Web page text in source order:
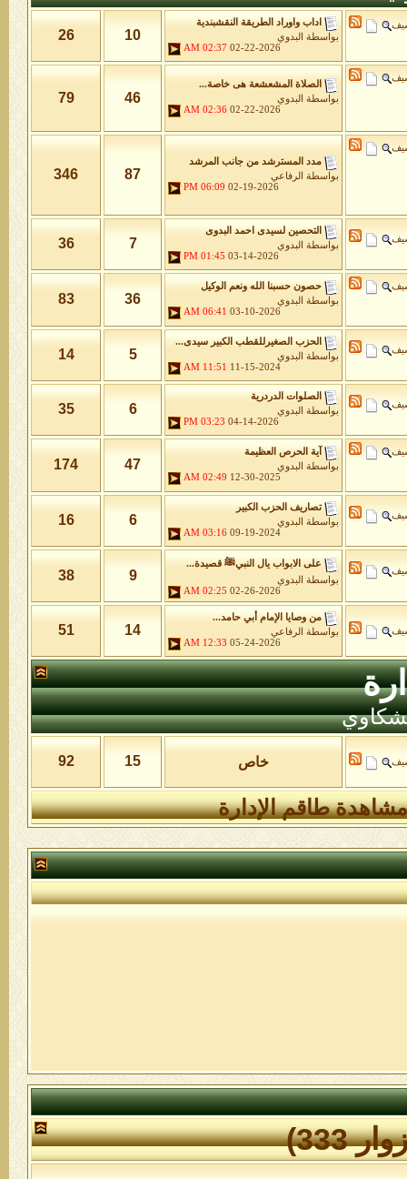
اداب واوراد الطريقة النقشبندية
بواسطة
البدوي
02-22-2026
02:37 AM
10
26
الصلاة المشعشعة هى خاصة...
بواسطة
البدوي
02-22-2026
02:36 AM
46
79
مدد المسترشد من جانب المرشد
بواسطة
الرفاعي
02-19-2026
06:09 PM
87
346
التحصين لسيدى احمد البدوى
بواسطة
البدوي
03-14-2026
01:45 PM
7
36
حصون حسبنا الله ونعم الوكيل
بواسطة
البدوي
03-10-2026
06:41 AM
36
83
الحزب الصغيرللقطب الكبير سيدى...
بواسطة
البدوي
11-15-2024
11:51 AM
5
14
الصلوات الدردرية
بواسطة
البدوي
04-14-2026
03:23 PM
6
35
آية الحرص العظيمة
بواسطة
البدوي
12-30-2025
02:49 AM
47
174
تصاريف الحزب الكبير
بواسطة
البدوي
09-19-2024
03:16 AM
6
16
على الابواب يال النبيﷺ قصيدة...
بواسطة
البدوي
02-26-2026
02:25 AM
9
38
من وصايا الإمام أبي حامد...
بواسطة
الرفاعي
05-24-2026
12:33 AM
14
51
خاص 15
92
طاقم الإدارة